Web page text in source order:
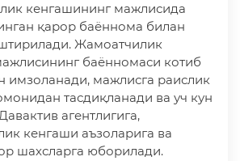
кенгашининг мажлисида
қарор баённома билан
Жамоатчилик
баённомаси котиб
имзоланади, мажлисга раислик
тасдиқланади ва уч кун
агентлигига,
кенгаши аъзоларига ва
шахсларга юборилади.